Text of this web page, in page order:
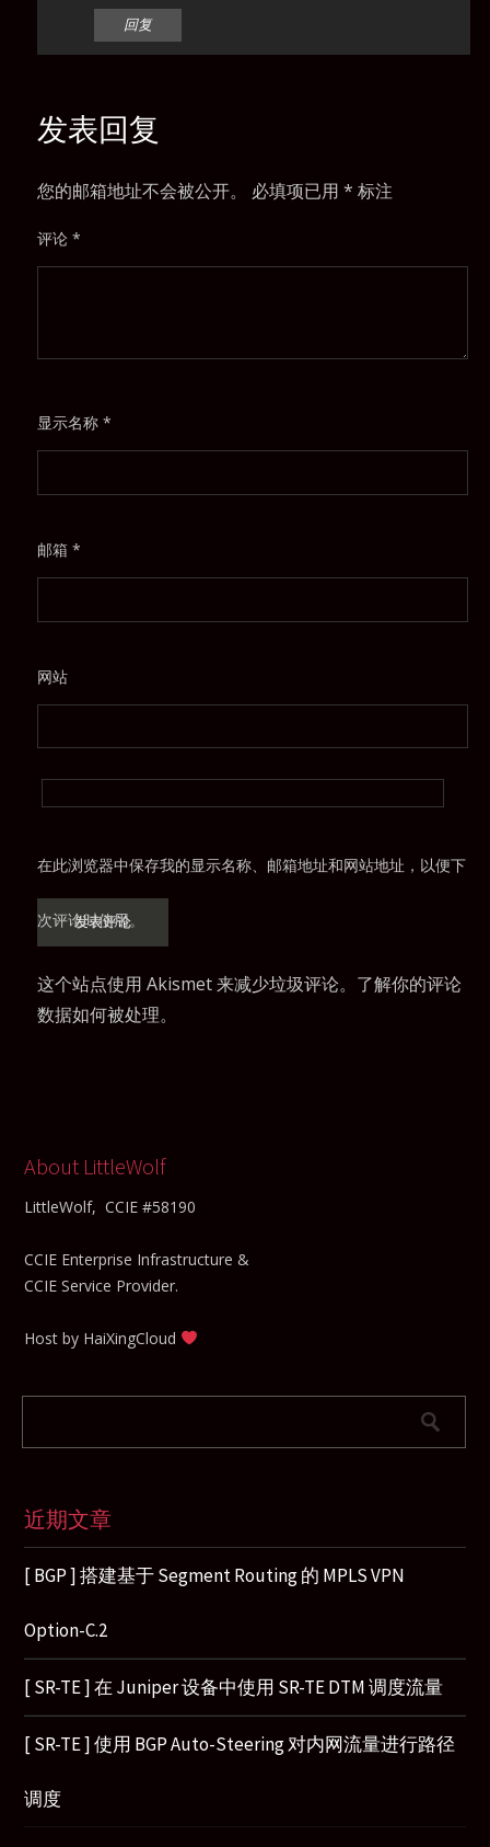
回复
发表回复
您的邮箱地址不会被公开。 必填项已用* 标注
评论*
显示名称*
邮箱*
网站
在此浏览器中保存我的显示名称、邮箱地址和网站地址，以便下
次评论时使用。
这个站点使用 Akismet 来减少垃圾评论。 了解你的评论
数据如何被处理。
About LittleWolf
LittleWolf, CCIE #58190
CCIE Enterprise Infrastructure &
CCIE Service Provider.
Host by HaiXingCloud
近期文章
[ BGP ] 搭建基于 Segment Routing 的 MPLS VPN
Option-C.2
[ SR-TE ] 在 Juniper 设备中使用 SR-TE DTM 调度流量
[ SR-TE ] 使用 BGP Auto-Steering 对内网流量进行路径
调度